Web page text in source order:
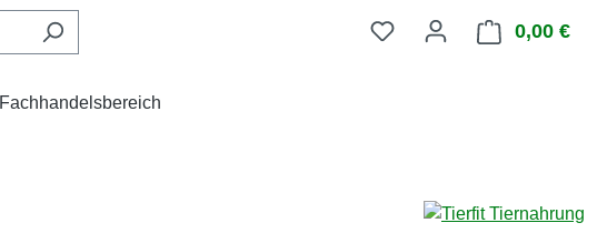
0,00 €
Fachhandelsbereich